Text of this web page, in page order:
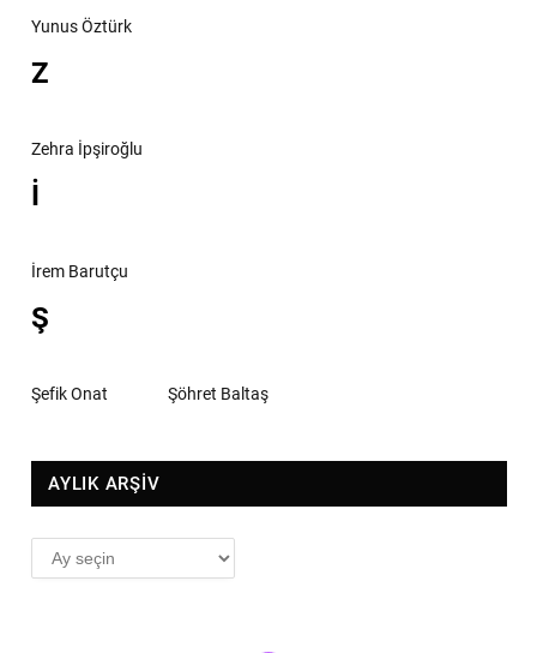
Yunus Öztürk
Z
Zehra İpşiroğlu
İ
İrem Barutçu
Ş
Şefik Onat Şöhret Baltaş
AYLIK ARŞİV
AYLIK
ARŞİV